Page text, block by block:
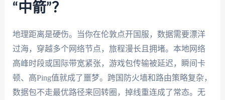
“中箭”？
地理距离是硬伤。当你在伦敦点开国服，数据需要漂洋
过海，穿越多个网络节点，旅程漫长且拥堵。本地网络
高峰时段或国际带宽紧张，游戏包传输被延迟，瞬间卡
顿、高Ping值就成了噩梦。跨国防火墙和路由策略复杂，
数据包不走最优路径来回转圈，掉线重连成了常态。无